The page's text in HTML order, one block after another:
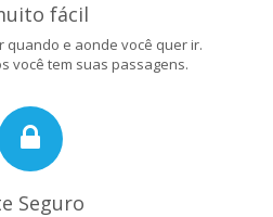
fácil
quando e aonde você quer ir.
você tem suas passagens.
Seguro